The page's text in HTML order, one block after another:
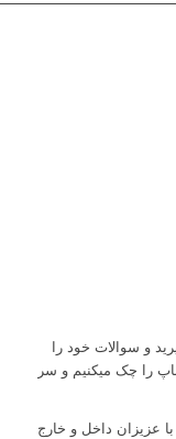
و سوالات خود را
را چک میکنیم و سر
عزیزان داخل و خارج